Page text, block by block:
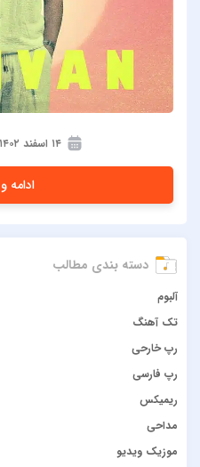
۱۴ اسفند ۱۴۰۲
ادامه و
دسته بندی مطالب
آلبوم
تک آهنگ
رپ خارحی
رپ فارسی
ریمیکس
مداحی
موزیک ویدیو